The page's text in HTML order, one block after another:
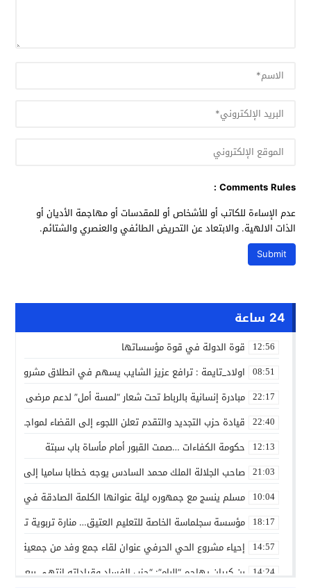
Comments Rules :
عدم الإساءة للكاتب أو للأشخاص أو للمقدسات أو مهاجمة الأديان أو
الذات الالهية. والابتعاد عن التحريض الطائفي والعنصري والشتائم.
24 ساعة
12:56 قوة الدولة في قوة مؤسساتها
08:51 اولاد_تايمة : ترافع عزيز الشايب يسهم في انطلاق مشروع
22:17 مبادرة إنسانية بالرباط تحت شعار “لمسة أمل” لدعم مرضى
22:40 قيادة حزب التجديد والتقدم تعلن اللجوء إلى القضاء لمواجهة
12:13 حكومة الكفاءات …صمت القبور أمام مأساة باب سبتة
21:03 صاحب الجلالة الملك محمد السادس يوجه خطابا ساميا إلى
10:04 مسلم ينسج مع جمهوره ليلة عنوانها الكلمة الصادقة في
18:17 مؤسسة سجلماسة الخاصة للتعليم العتيق… منارة تربوية تجمع
14:57 إحياء مشروع الحي الحرفي عنوان لقاء جمع وفد من جمعية
14:24 بن كيران يهاجم “البام”: “حزب الفساد وقياداته انتهى